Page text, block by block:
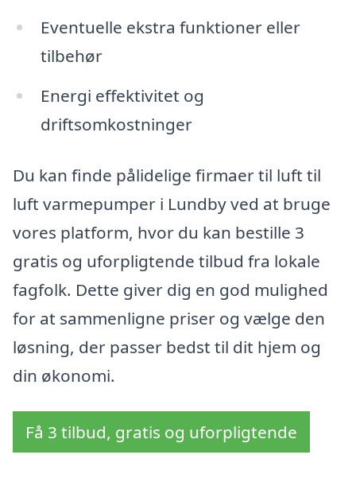
Eventuelle ekstra funktioner eller
tilbehør
Energi effektivitet og
driftsomkostninger
Du kan finde pålidelige firmaer til luft til
luft varmepumper i Lundby ved at bruge
vores platform, hvor du kan bestille 3
gratis og uforpligtende tilbud fra lokale
fagfolk. Dette giver dig en god mulighed
for at sammenligne priser og vælge den
løsning, der passer bedst til dit hjem og
din økonomi.
Få 3 tilbud, gratis og uforpligtende